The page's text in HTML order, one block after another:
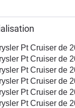
Pt Cruiser de
Pt Cruiser de
Pt Cruiser de
Pt Cruiser de
Pt Cruiser de
Pt Cruiser de